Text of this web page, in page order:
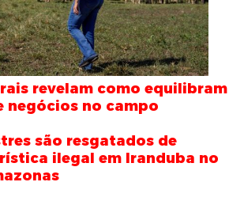
revelam como equilibram
negócios no campo
são resgatados de
ilegal em Iranduba no